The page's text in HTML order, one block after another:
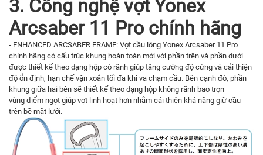
3. Công nghệ vợt Yonex
Arcsaber 11 Pro chính hãng
- ENHANCED ARCSABER FRAME: Vợt cầu lông Yonex Arcsaber 11 Pro
chính hãng có cấu trúc khung hoàn toàn mới với phần trên và phần dưới
được thiết kế theo dạng hộp có rãnh giúp tăng cường độ cứng và cải thiện
độ ổn định, hạn chế vặn xoắn tối đa khi va chạm cầu. Bên cạnh đó, phần
khung giữa hai bên sẽ thiết kế theo dạng hộp không rãnh bao trọn
vùng điểm ngọt giúp vợt linh hoạt hơn nhằm cải thiện khả năng giữ cầu
trên bề mặt lưới.